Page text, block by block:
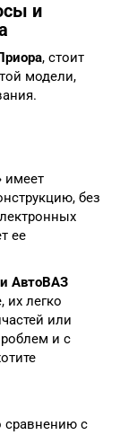
и
, стоит
модели,
имеет
без
ее
АвтоВАЗ
их легко
или
и с
сравнению с